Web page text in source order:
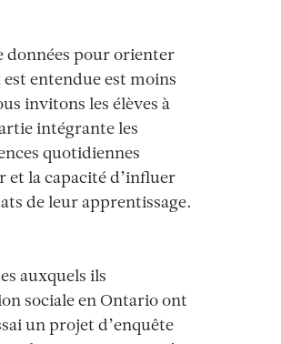
données pour orienter
entendue est moins
invitons les élèves à
intégrante les
quotidiennes
et la capacité d’influer
de leur apprentissage.
auxquels ils
sociale en Ontario ont
un projet d’enquête